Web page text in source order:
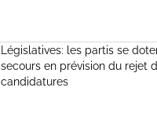
Législatives: les partis se
secours en prévision du rejet
candidatures